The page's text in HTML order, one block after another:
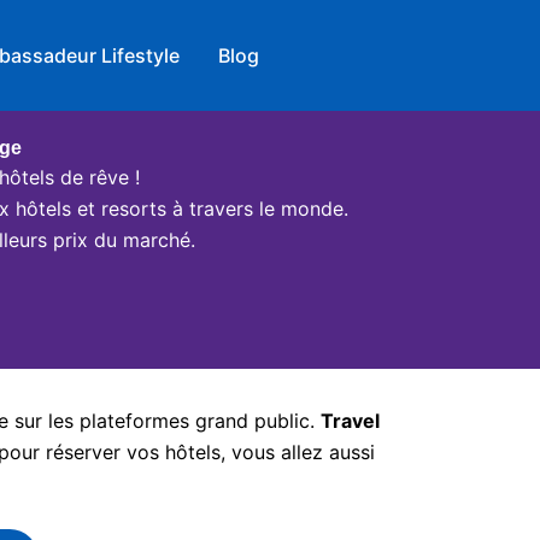
Lifestyle Blog
de rêve !
hôtels et resorts à travers le monde.
prix du marché.
sur les plateformes grand public. Travel
réserver vos hôtels, vous allez aussi